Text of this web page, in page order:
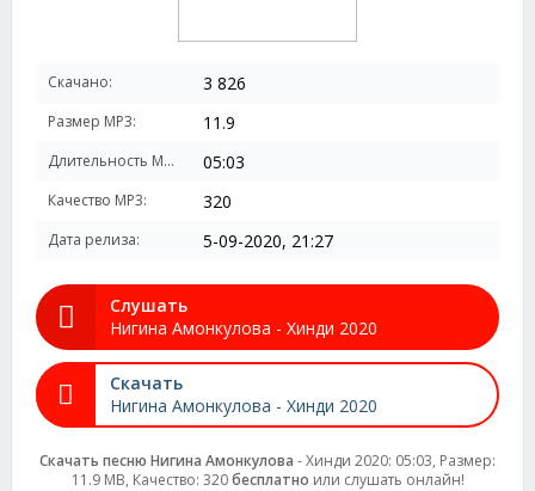
Скачано: 3 826
Размер MP3: 11.9
Длительность MP3: 05:03
Качество MP3: 320
Дата релиза: 5-09-2020, 21:27
Слушать
Нигина Амонкулова - Хинди 2020
Скачать
Нигина Амонкулова - Хинди 2020
Скачать песню Нигина Амонкулова - Хинди 2020: 05:03, Размер:
11.9 MB, Качество: 320бесплатно или слушать онлайн!